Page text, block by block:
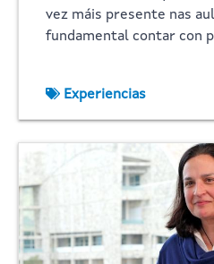
vez máis presente nas
fundamental contar con
Experiencias